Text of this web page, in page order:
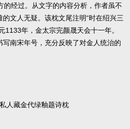
的经过。从文字的内容分析，作者虽不
文人无疑。该枕文尾注明“时在绍兴三
1133年，金太宗完颜晟天会十一年。
南宋年号，充分反映了对金人统治的
人藏金代绿釉题诗枕